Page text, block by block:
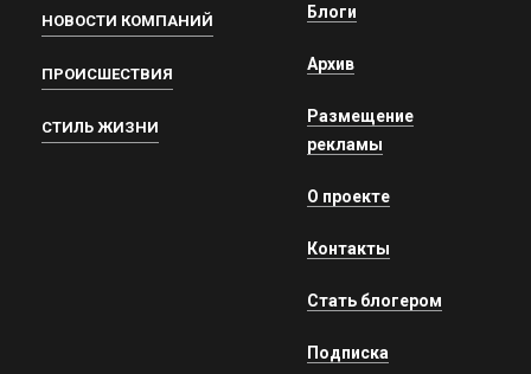
НОВОСТИ КОМПАНИЙ
ПРОИСШЕСТВИЯ
СТИЛЬ ЖИЗНИ
Блоги
Архив
Размещение
рекламы
О проекте
Контакты
Стать блогером
Подписка